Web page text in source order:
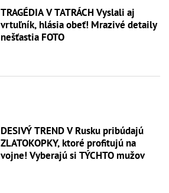
TRAGÉDIA V TATRÁCH Vyslali aj
vrtuľník, hlásia obeť! Mrazivé detaily
nešťastia FOTO
DESIVÝ TREND V Rusku pribúdajú
ZLATOKOPKY, ktoré profitujú na
vojne! Vyberajú si TÝCHTO mužov